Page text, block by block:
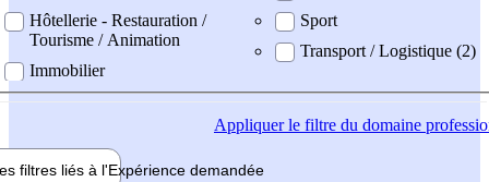
Hôtellerie - Restauration /
Tourisme / Animation
Immobilier
Sport
Transport / Logistique (2)
Appliquerle filtre du domaine
filtres liés à l'Expérience demandée